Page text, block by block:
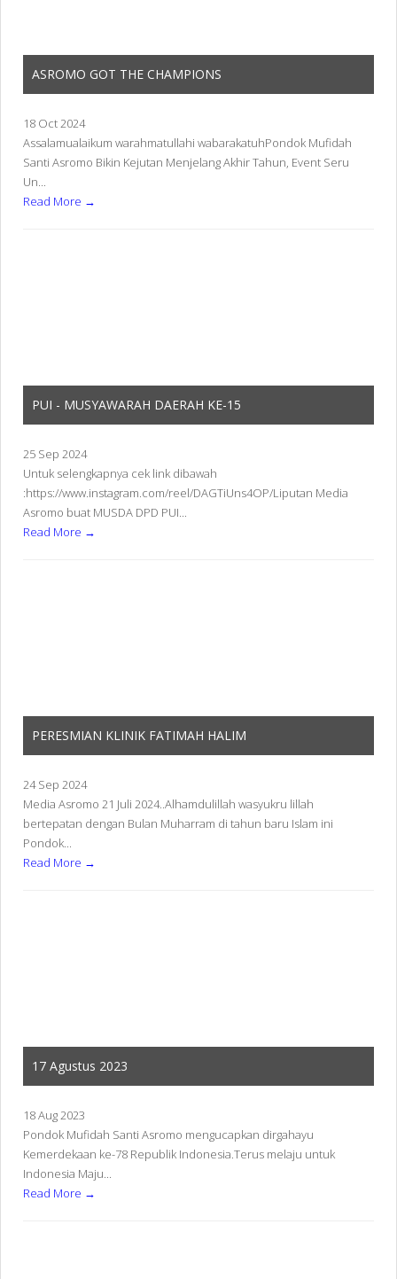
ASROMO GOT THE CHAMPIONS
18 Oct 2024
Assalamualaikum warahmatullahi wabarakatuhPondok Mufidah
Santi Asromo Bikin Kejutan Menjelang Akhir Tahun, Event Seru
Un...
Read More →
PUI - MUSYAWARAH DAERAH KE-15
25 Sep 2024
Untuk selengkapnya cek link dibawah
:https://www.instagram.com/reel/DAGTiUns4OP/Liputan Media
Asromo buat MUSDA DPD PUI...
Read More →
PERESMIAN KLINIK FATIMAH HALIM
24 Sep 2024
Media Asromo 21 Juli 2024..Alhamdulillah wasyukru lillah
bertepatan dengan Bulan Muharram di tahun baru Islam ini
Pondok...
Read More →
17 Agustus 2023
18 Aug 2023
Pondok Mufidah Santi Asromo mengucapkan dirgahayu
Kemerdekaan ke-78 Republik Indonesia.Terus melaju untuk
Indonesia Maju...
Read More →